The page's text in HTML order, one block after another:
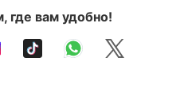
где вам удобно!